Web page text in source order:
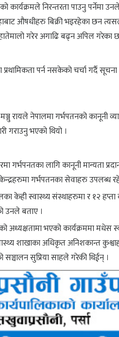
कार्यक्रमले निरन्तरता पाउनु पर्नेमा
औषधीहरु बिक्री भइरहेका छन
गरेर अगाढि बढ्न अपिल गरेका
पर्न नसकेको चर्चा गर्दै
रायले नेपालमा गर्भपतनको कानूनी
गराउनु भएको थियो ।
गर्भपनतका लागि कानूनी मान्यता
गर्भपतनका सेवाहरु उपलब्ध
केही स्वास्थ्य संस्थाहरुमा र १२ हप्ता
उनले बताए ।
अध्यक्षतामा भएको कार्यक्रममा मधेस
शाखाका अधिकृत अनिशकान्त
सञ्चालन सुप्रिया साहले गरेकी थिईन् ।